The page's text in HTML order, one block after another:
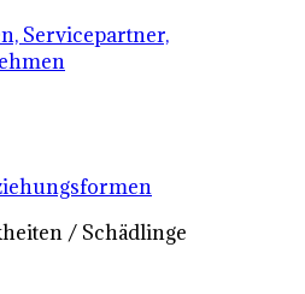
Servicepartner,
/ Schädlinge